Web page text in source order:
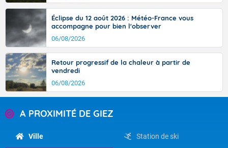
Éclipse du 12 août 2026 : Météo-France vous
accompagne pour bien l'observer
06/08/2026
Retour progressif de la chaleur à partir de
vendredi
06/08/2026
A PROXIMITÉ DE GIEZ
Ville Station de ski